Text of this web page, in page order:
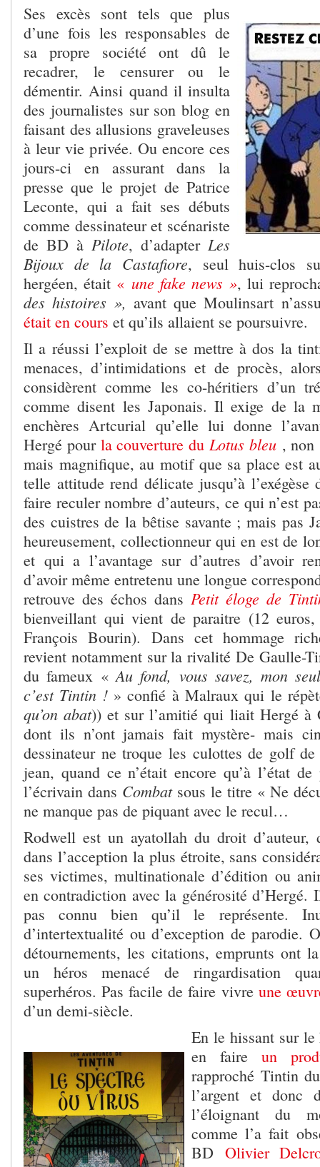
Ses excès sont tels que plus
d’une fois les responsables de
sa propre société ont dû le
recadrer, le censurer ou le
démentir. Ainsi quand il insulta
des journalistes sur son blog en
faisant des allusions graveleuses
à leur vie privée. Ou encore ces
jours-ci en assurant dans la
presse que le projet de Patrice
Leconte, qui a fait ses débuts
comme dessinateur et scénariste
de BD à Pilote, d’adapter Les
Bijoux de la Castafiore, seul huis-clos
hergéen, était « une fake news », lui
des histoires », avant que Moulinsart
était en cours et qu’ils allaient se poursuivre.
Il a réussi l’exploit de se mettre à dos la
menaces, d’intimidations et de procès,
considèrent comme les co-héritiers d’un
comme disent les Japonais. Il exige de la
enchères Artcurial qu’elle lui donne
Hergé pourla couverture du Lotus bleu, non
mais magnifique, au motif que sa place est
telle attitude rend délicate jusqu’à
faire reculer nombre d’auteurs, ce qui n’est
des cuistres de la bêtise savante ; mais pas
heureusement, collectionneur qui en est de
et qui a l’avantage sur d’autres d’avoir
d’avoir même entretenu une longue
retrouve des échos dans Petit éloge de
bienveillant qui vient de paraitre (12
François Bourin). Dans cet hommage
revient notamment sur la rivalité De Gaulle-
du fameux « Au fond, vous savez, mon
c’est Tintin !» confié à Malraux qui le
qu’on abat)) et sur l’amitié qui liait Hergé à
dont ils n’ont jamais fait mystère- mais
dessinateur ne troque les culottes de golf
jean, quand ce n’était encore qu’à l’état
l’écrivain dans Combatsous le titre « Ne
ne manque pas de piquant avec le recul…
Rodwell est un ayatollah du droit d’auteur,
dans l’acception la plus étroite, sans
ses victimes, multinationale d’édition ou
en contradiction avec la générosité d’Hergé.
pas connu bien qu’il le représente.
d’intertextualité ou d’exception de parodie.
détournements, les citations, emprunts ont
un héros menacé de ringardisation
superhéros. Pas facile de faire vivre une
d’un demi-siècle.
En le hissant sur
en faire un
rapproché Tintin
l’argent et donc
l’éloignant du
comme l’a fait
BD Olivier